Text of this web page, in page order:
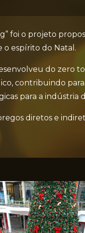
foi o projeto
o espírito do Natal.
do zero
contribuindo
para a indústria
diretos e